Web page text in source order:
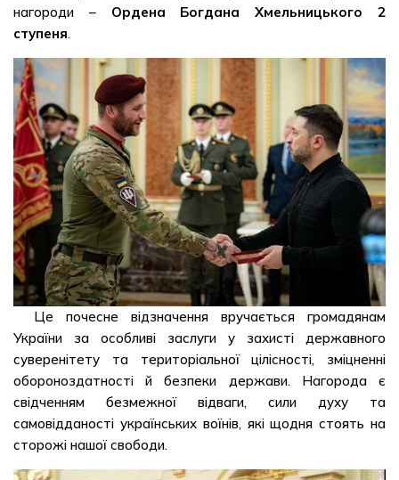
нагороди – Ордена Богдана Хмельницького 2
ступеня.
Це почесне відзначення вручається громадянам
України за особливі заслуги у захисті державного
суверенітету та територіальної цілісності, зміцненні
обороноздатності й безпеки держави. Нагорода є
свідченням безмежної відваги, сили духу та
самовідданості українських воїнів, які щодня стоять на
сторожі нашої свободи.